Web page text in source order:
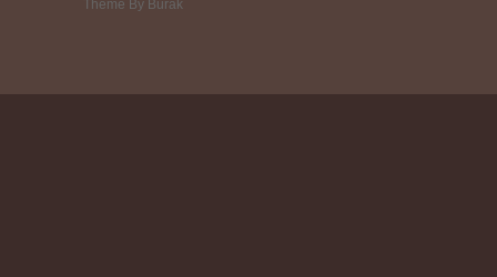
Theme By Burak